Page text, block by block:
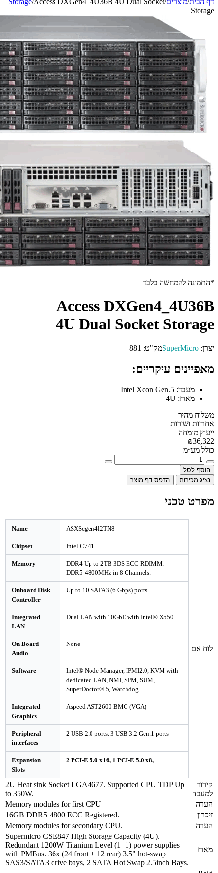
Storage/Access DXGen4_4U36B 4U Dual Socket
בלבד
Access
4U Dual Socket
מק"ט:881
דף מוצר
Name
Chipset
Memory
DDR4 Up to 2TB 3DS ECC RDIMM,
DDR5-4800MHz in 8 Channels.
Onboard Disk
Up to 10 SATA3 (6 Gbps) ports
Integrated
Dual LAN with 10GbE with Intel®
On Board
Software
Intel® Node Manager, IPMI2.0, KVM
dedicated LAN, NMI, SPM, SUM,
SuperDoctor® 5, Watchdog
Integrated
Aspeed AST2600 BMC (VGA)
Peripheral
2 USB 2.0 ports. 3 USB 3.2 Gen.1
Expansion
2 PCI-E 5.0 x16, 1 PCI-E 5.0 x8,
2U Heat sink Socket LGA4677. Supported CPU
Memory modules for first CPU
16GB DDR5-4800 ECC Registered.
Memory modules for secondary CPU.
Supermicro CSE847 High Storage Capacity (4U).
Redundant 1200W Titanium Level (1+1) power
with PMBus. 36x (24 front + 12 rear) 3.5" hot-swap
SAS3/SATA3 drive bays, 2 SATA Hot Swap